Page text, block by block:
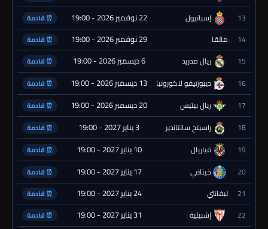
13 إسبانيول 22 نوفمبر 2026 - 19:00 ⏰ قادمة
14 مالقا 29 نوفمبر 2026 - 19:00 ⏰ قادمة
15 ريال مدريد 6 ديسمبر 2026 - 19:00 ⏰ قادمة
16 ديبورتيفو لاكورونيا 13 ديسمبر 2026 - 19:00 ⏰ قادمة
17 ريال بيتيس 20 ديسمبر 2026 - 19:00 ⏰ قادمة
18 راسينج سانتاندير 3 يناير 2027 - 19:00 ⏰ قادمة
19 فياريال 10 يناير 2027 - 19:00 ⏰ قادمة
20 خيتافي 17 يناير 2027 - 19:00 ⏰ قادمة
21 ليفانتي 24 يناير 2027 - 19:00 ⏰ قادمة
22 إشبيلية 31 يناير 2027 - 19:00 ⏰ قادمة